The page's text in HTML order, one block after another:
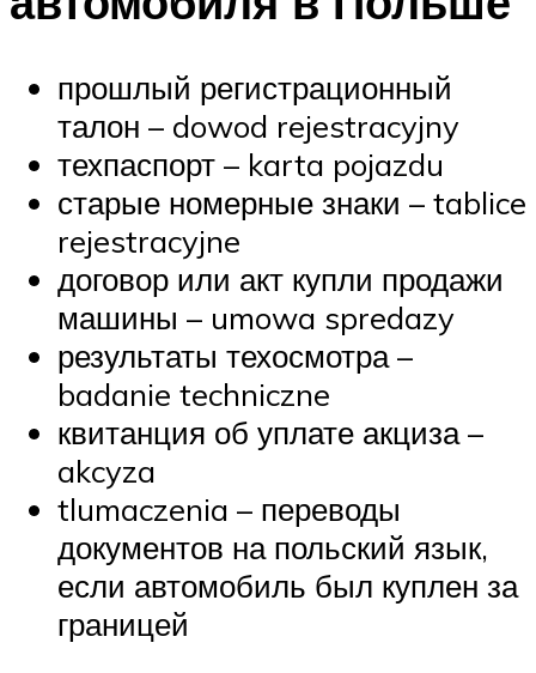
прошлый регистрационный
талон – dowod rejestracyjny
техпаспорт – karta pojazdu
старые номерные знаки – tablice
rejestracyjne
договор или акт купли продажи
машины – umowa spredazy
результаты техосмотра –
badanie techniczne
квитанция об уплате акциза –
akcyza
tlumaczenia – переводы
документов на польский язык,
если автомобиль был куплен за
границей